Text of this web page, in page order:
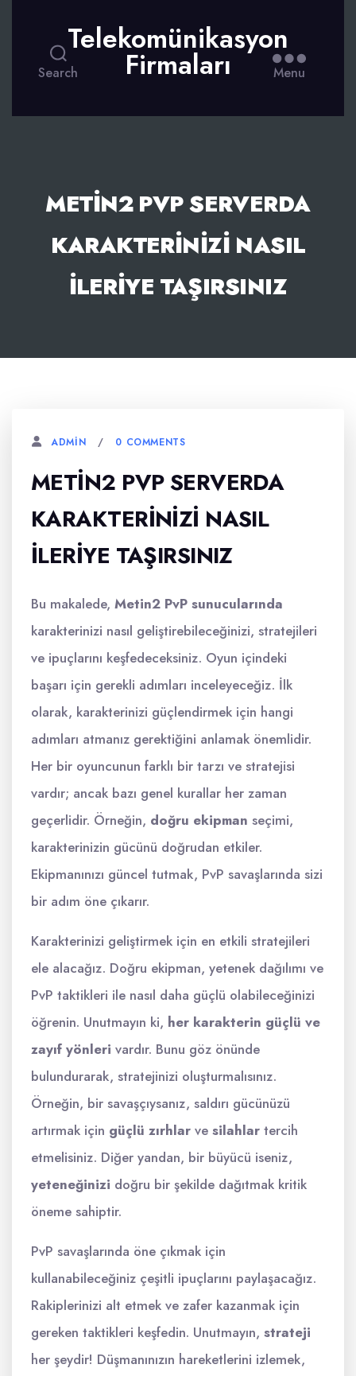
Search
Telekomünikasyon
Firmaları Menu
METIN2 PVP SERVERDA
KARAKTERINIZI NASIL
İLERIYE TAŞIRSINIZ
ADMIN 0 COMMENTS
METIN2 PVP SERVERDA
KARAKTERINIZI NASIL
İLERIYE TAŞIRSINIZ
Bu makalede, Metin2 PvP sunucularında
karakterinizi nasıl geliştirebileceğinizi, stratejileri
ve ipuçlarını keşfedeceksiniz. Oyun içindeki
başarı için gerekli adımları inceleyeceğiz. İlk
olarak, karakterinizi güçlendirmek için hangi
adımları atmanız gerektiğini anlamak önemlidir.
Her bir oyuncunun farklı bir tarzı ve stratejisi
vardır; ancak bazı genel kurallar her zaman
geçerlidir. Örneğin, doğru ekipman seçimi,
karakterinizin gücünü doğrudan etkiler.
Ekipmanınızı güncel tutmak, PvP savaşlarında sizi
bir adım öne çıkarır.
Karakterinizi geliştirmek için en etkili stratejileri
ele alacağız. Doğru ekipman, yetenek dağılımı ve
PvP taktikleri ile nasıl daha güçlü olabileceğinizi
öğrenin. Unutmayın ki, her karakterin güçlü ve
zayıf yönleri vardır. Bunu göz önünde
bulundurarak, stratejinizi oluşturmalısınız.
Örneğin, bir savaşçıysanız, saldırı gücünüzü
artırmak için güçlü zırhlar ve silahlar tercih
etmelisiniz. Diğer yandan, bir büyücü iseniz,
yeteneğinizi doğru bir şekilde dağıtmak kritik
öneme sahiptir.
PvP savaşlarında öne çıkmak için
kullanabileceğiniz çeşitli ipuçlarını paylaşacağız.
Rakiplerinizi alt etmek ve zafer kazanmak için
gereken taktikleri keşfedin. Unutmayın, strateji
her şeydir! Düşmanınızın hareketlerini izlemek,